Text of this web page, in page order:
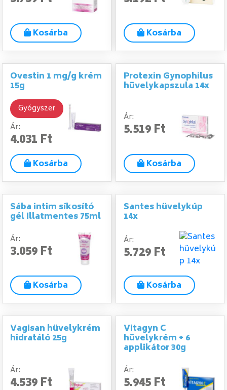
Kosárba Kosárba
Ovestin 1 mg/g krém
15g
Gyógyszer
Ár:
4.031 Ft
Kosárba
Protexin Gynophilus
hüvelykapszula 14x
Ár:
5.519 Ft
Kosárba
Sába intim síkosító
gél illatmentes 75ml
Ár:
3.059 Ft
Kosárba
Santes hüvelykúp
14x
Ár:
5.729 Ft
Kosárba
Vagisan hüvelykrém
hidratáló 25g
Ár:
4.539 Ft
Vitagyn C
hüvelykrém + 6
applikátor 30g
Ár:
5.945 Ft